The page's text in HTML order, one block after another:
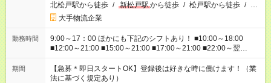
北松戸駅から徒歩 / 新松戸駅から徒歩 / 松戸駅から徒歩 / …
大手物流企業
勤務時間
9:00～17：00 ほかにも下記のシフトあり！ ■10:00～18:00
■12:00～21:00 ■15:00～21:00 ■17:00～21:00 ■22:00～翌
6:00 など ※お仕事、勤務地により勤務時間帯は異なります
期間
【急募＊即日スタートOK】登録後は好きな時に働けます！（業
法に基づく規定あり）